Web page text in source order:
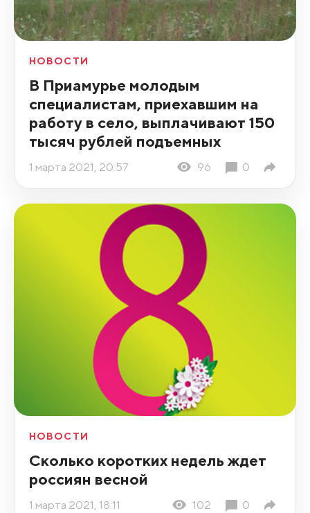
НОВОСТИ
В Приамурье молодым
специалистам, приехавшим на
работу в село, выплачивают 150
тысяч рублей подъемных
1 марта 2021, 20:57 96 0
НОВОСТИ
Сколько коротких недель ждет
россиян весной
1 марта 2021, 18:11 102 0